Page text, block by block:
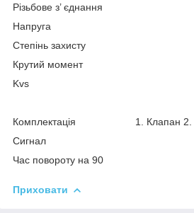
Різьбове з’ єднання
Напруга
Степінь захисту
Крутий момент
Kvs 7-
Комплектація 1. Клапан 2.
Сигнал 3-
Час повороту на 90
Приховати